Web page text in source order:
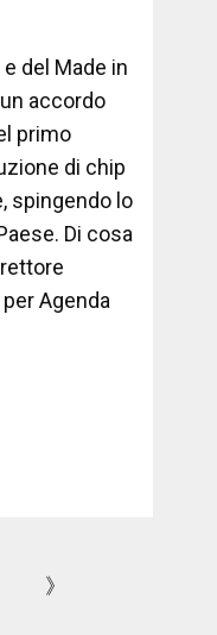
del Made in
accordo
primo
di chip
spingendo lo
Di cosa
Agenda
》